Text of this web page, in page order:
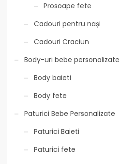
Prosoape fete
Cadouri pentru nași
Cadouri Craciun
Body-uri bebe personalizate
Body baieti
Body fete
Paturici Bebe Personalizate
Paturici Baieti
Paturici fete